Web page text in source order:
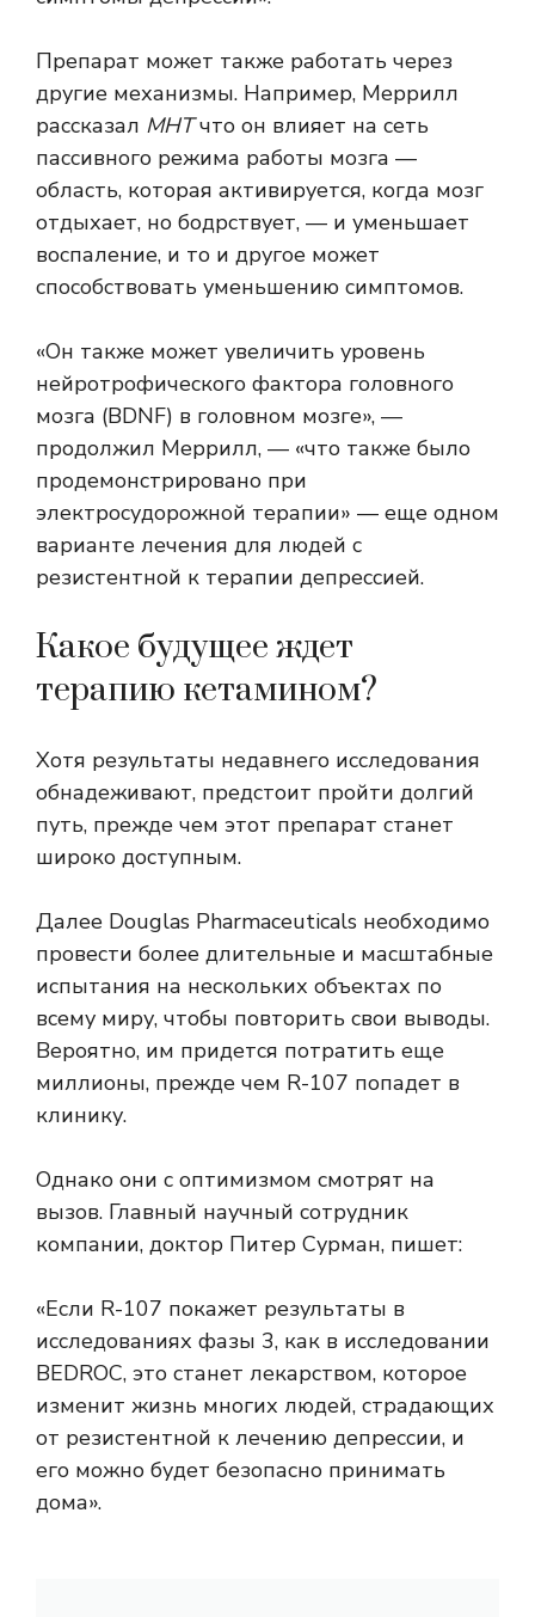
Препарат может также работать через
другие механизмы. Например, Меррилл
рассказал МНТчто он влияет на сеть
пассивного режима работы мозга —
область, которая активируется, когда мозг
отдыхает, но бодрствует, — и уменьшает
воспаление, и то и другое может
способствовать уменьшению симптомов.
«Он также может увеличить уровень
нейротрофического фактора головного
мозга (BDNF) в головном мозге», —
продолжил Меррилл, — «что также было
продемонстрировано при
электросудорожной терапии» — еще одном
варианте лечения для людей с
резистентной к терапии депрессией.
Какое будущее ждет
терапию кетамином?
Хотя результаты недавнего исследования
обнадеживают, предстоит пройти долгий
путь, прежде чем этот препарат станет
широко доступным.
Далее Douglas Pharmaceuticals необходимо
провести более длительные и масштабные
испытания на нескольких объектах по
всему миру, чтобы повторить свои выводы.
Вероятно, им придется потратить еще
миллионы, прежде чем R-107 попадет в
клинику.
Однако они с оптимизмом смотрят на
вызов. Главный научный сотрудник
компании, доктор Питер Сурман, пишет:
«Если R-107 покажет результаты в
исследованиях фазы 3, как в исследовании
BEDROC, это станет лекарством, которое
изменит жизнь многих людей, страдающих
от резистентной к лечению депрессии, и
его можно будет безопасно принимать
дома».